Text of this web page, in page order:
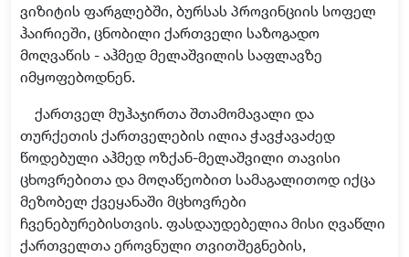
ვიზიტის ფარგლებში, ბურსას პროვინციის სოფელ
ჰაირიეში, ცნობილი ქართველი საზოგადო
მოღვაწის - აჰმედ მელაშვილის საფლავზე
იმყოფებოდნენ.
ქართველ მუჰაჯირთა შთამომავალი და
თურქეთის ქართველების ილია ჭავჭავაძედ
წოდებული აჰმედ ოზქან-მელაშვილი თავისი
ცხოვრებითა და მოღაწეობით სამაგალითოდ იქცა
მეზობელ ქვეყანაში მცხოვრები
ჩვენებურებისთვის. ფასდაუდებელია მისი ღვაწლი
ქართველთა ეროვნული თვითშეგნების,